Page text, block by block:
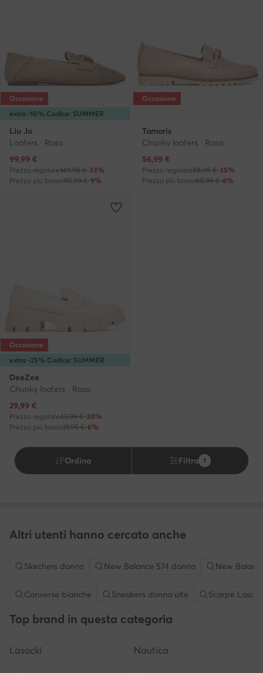
extra -10% Codice: SUMMER
Occasione
Liu Jo
Loafers · Rosa
Prezzo attuale
99,99 €
Prezzo regolare149,95 €-33%
Prezzo più basso110,99 €-9%
Occasione
Tamaris
Chunky loafers · Rosa
Prezzo attuale
56,99 €
Prezzo regolare88,95 €-35%
Prezzo più basso60,99 €-6%
extra -25% Codice: SUMMER
Occasione
DeeZee
Chunky loafers · Rosa
Prezzo attuale
29,99 €
Prezzo regolare42,99 €-30%
Prezzo più basso31,95 €-6%
Ordina Filtra 1
Altri utenti hanno cercato anche
Skechers donna New Balance 574 donna New
Converse bianche Sneakers donna alte Scarpe
Top brand in questa categoria
Lasocki Nautica